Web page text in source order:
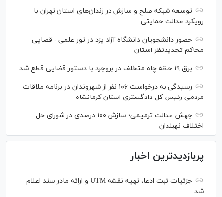
توسعه شبکه‌ صلح و سازش در زندان‌های استان تهران با
رویکرد عدالت حمایتی
حضور دانشجویان دانشگاه آزاد یزد در تور علمی - قضایی
محاکم تجدیدنظر استان
برق ۱۹ حلقه چاه متخلف در بروجرد با دستور قضایی قطع شد
رسیدگی به درخواست ۱۰۶ نفر از شهروندان در برنامه ملاقات
مردمی رئیس کل دادگستری استان کرمانشاه
جهش عدالت ترمیمی؛ سازش ۱۰۰ درصدی در شورای حل
اختلاف نهبندان
پربازدیدترین اخبار
جزئیات ثبت ادعا، تهیه نقشه UTM و ارائه مادر سند اعلام
شد